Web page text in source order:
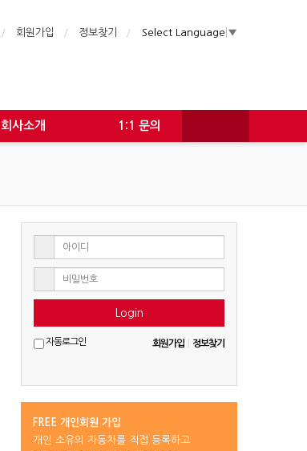
회원가입 정보찾기 Select Language ▼
회사소개 1:1 문의
Login
자동로그인 회원가입 정보찾기
FREE 개인회원 가입
개인 소유의 자동차를 직접 등록하고